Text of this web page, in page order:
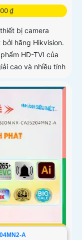
₫
bị camera
hãng Hikvision.
HD-TVI của
cao và nhiều tính
A